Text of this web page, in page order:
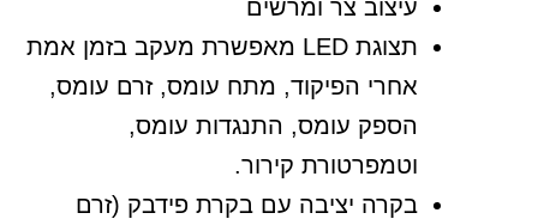
עיצוב צר ומרשים
תצוגת LED מאפשרת מעקב בזמן אמת
אחרי הפיקוד, מתח עומס, זרם עומס,
הספק עומס, התנגדות עומס,
וטמפרטורת קירור.
בקרה יציבה עם בקרת פידבק (זרם